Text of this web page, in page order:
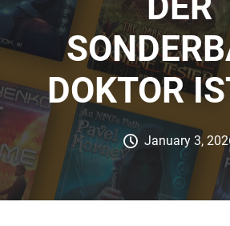
DOKTOR
January 3,